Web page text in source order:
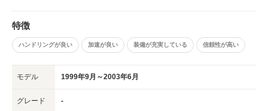
特徴
ハンドリングが良い 加速が良い 装備が充実している 信頼性が高い
モデル 1999年9月～2003年6月
グレード -